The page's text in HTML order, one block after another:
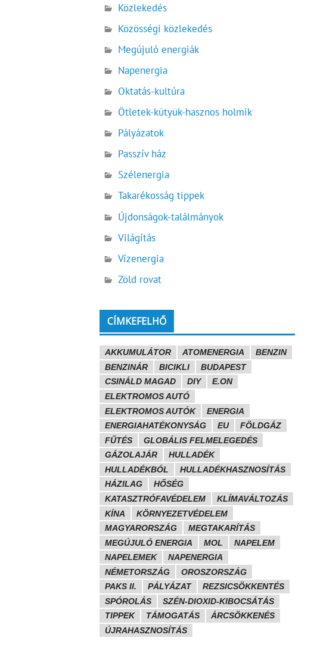
Közlekedés
Közösségi közlekedés
Megújuló energiák
Napenergia
Oktatás-kultúra
Ötletek-kütyük-hasznos holmik
Pályázatok
Passzív ház
Szélenergia
Takarékosság tippek
Újdonságok-találmányok
Világítás
Vízenergia
Zöld rovat
CÍMKEFELHŐ
AKKUMULÁTOR ATOMENERGIA
BENZIN
BENZINÁR
BICIKLI
BUDAPEST
CSINÁLD MAGAD
DIY
E.ON
ELEKTROMOS AUTÓ
ELEKTROMOS AUTÓK
ENERGIA
ENERGIAHATÉKONYSÁG
EU
FÖLDGÁZ
FŰTÉS
GLOBÁLIS FELMELEGEDÉS
GÁZOLAJÁR
HULLADÉK
HULLADÉKBÓL
HULLADÉKHASZNOSÍTÁS
HÁZILAG
HŐSÉG
KATASZTRÓFAVÉDELEM
KLÍMAVÁLTOZÁS
KÍNA
KÖRNYEZETVÉDELEM
MAGYARORSZÁG
MEGTAKARÍTÁS
MEGÚJULÓ ENERGIA
MOL
NAPELEM
NAPELEMEK
NAPENERGIA
NÉMETORSZÁG
OROSZORSZÁG
PAKS II.
PÁLYÁZAT
REZSICSÖKKENTÉS
SPÓROLÁS
SZÉN-DIOXID-KIBOCSÁTÁS
TIPPEK
TÁMOGATÁS
ÁRCSÖKKENÉS
ÚJRAHASZNOSÍTÁS